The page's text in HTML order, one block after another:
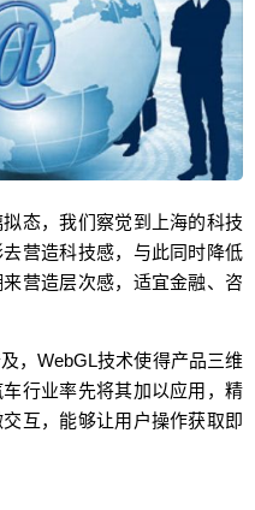
态，我们察觉到上海的科技
营造科技感，与此同时降低
营造层次感，适宜金融、咨
，WebGL技术使得产品三维
行业率先将其加以应用，精
互，能够让用户操作获取即